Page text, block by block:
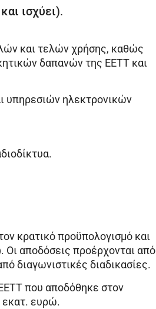
ισχύει).
και τελών χρήσης, καθώς
δαπανών της ΕΕΤΤ και
υπηρεσιών ηλεκτρονικών
κρατικό προϋπολογισμό και
Οι αποδόσεις προέρχονται από
διαγωνιστικές διαδικασίες.
που αποδόθηκε στον
εκατ. ευρώ.